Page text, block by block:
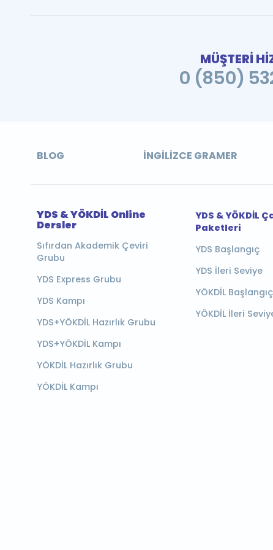
MÜŞTERİ
0 (850)
BLOG İNGILIZCE GRAMER
YDS & YÖKDİL Online
Dersler
Sıfırdan Akademik Çeviri
Grubu
YDS Express Grubu
YDS Kampı
YDS+YÖKDİL Hazırlık Grubu
YDS+YÖKDİL Kampı
YÖKDİL Hazırlık Grubu
YÖKDİL Kampı
YDS & YÖKDİL
Paketleri
YDS Başlangıç
YDS İleri Seviye
YÖKDİL Başlangıç
YÖKDİL İleri